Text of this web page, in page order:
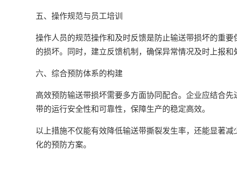
五、操作规范与员工培训
操作人员的规范操作和及时反馈是防止输送带损坏的重
的损坏。同时，建立反馈机制，确保异常情况及时上报和
六、综合预防体系的构建
高效预防输送带损坏需要多方面协同配合。企业应结合
带的运行安全性和可靠性，保障生产的稳定高效。
以上措施不仅能有效降低输送带撕裂发生率，还能显著
化的预防方案。